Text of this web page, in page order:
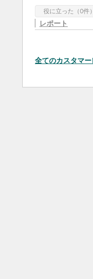
役に立った（0件）
レポート
全てのカスタマ